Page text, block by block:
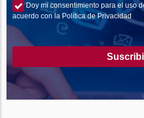
Doy mi consentimiento para el uso
acuerdo con la Política de Privacidad